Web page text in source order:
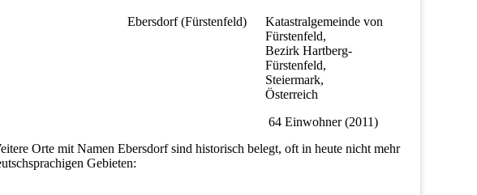
Ebersdorf (Fürstenfeld)
Katastralgemeinde von
Fürstenfeld,
Bezirk Hartberg-
Fürstenfeld,
Steiermark,
Österreich
64 Einwohner (2011)
Orte mit Namen Ebersdorf sind historisch belegt, oft in heute nicht mehr
Gebieten: